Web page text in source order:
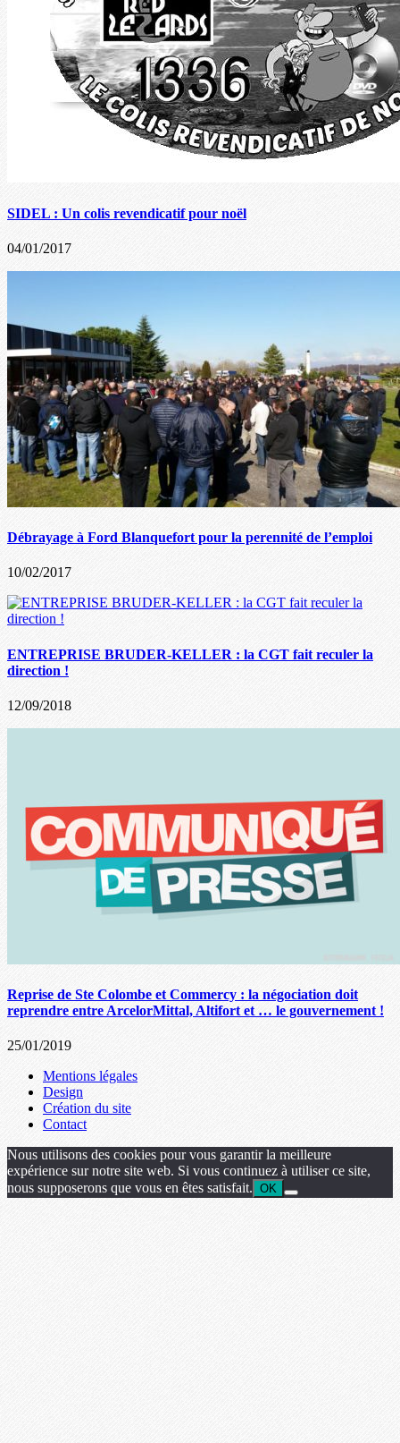
SIDEL : Un colis revendicatif pour noël
04/01/2017
Débrayage à Ford Blanquefort pour la perennité de l’emploi
10/02/2017
ENTREPRISE BRUDER-KELLER : la CGT fait reculer la
direction !
12/09/2018
Reprise de Ste Colombe et Commercy : la négociation doit
reprendre entre ArcelorMittal, Altifort et … le gouvernement !
25/01/2019
Mentions légales
Design
Création du site
Contact
Nous utilisons des cookies pour vous garantir la meilleure
expérience sur notre site web. Si vous continuez à utiliser ce site,
nous supposerons que vous en êtes satisfait. OK